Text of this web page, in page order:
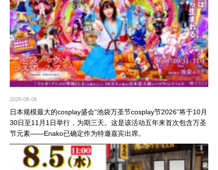
2026-08-06
日本规模最大的cosplay盛会“池袋万圣节cosplay节2026”将于10月
30日至11月1日举行，为期三天。这是该活动五年来首次包含万圣
节元素——Enako已确定作为特邀嘉宾出席。